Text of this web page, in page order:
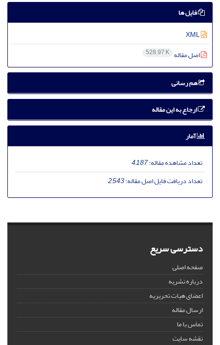
فایل ها
اصل مقاله 528.97 K
هم رسانی
ارجاع به این مقاله
آمار
تعداد مشاهده مقاله:4,187
تعداد دریافت فایل اصل مقاله:2,543
دسترسی سریع
صفحه اصلی
درباره نشریه
اعضای هیات تحریریه
ارسال مقاله
تماس با ما
نقشه سایت